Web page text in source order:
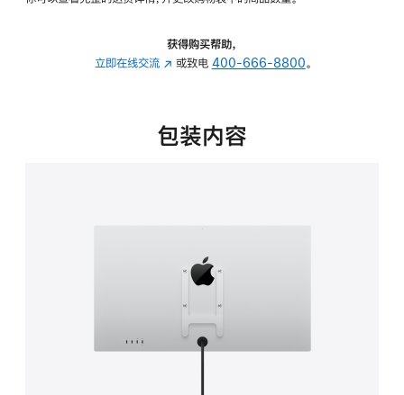
的
获得购买帮助，
立即在线交流 (在
中
或致电 400-666-8800。
包装内容